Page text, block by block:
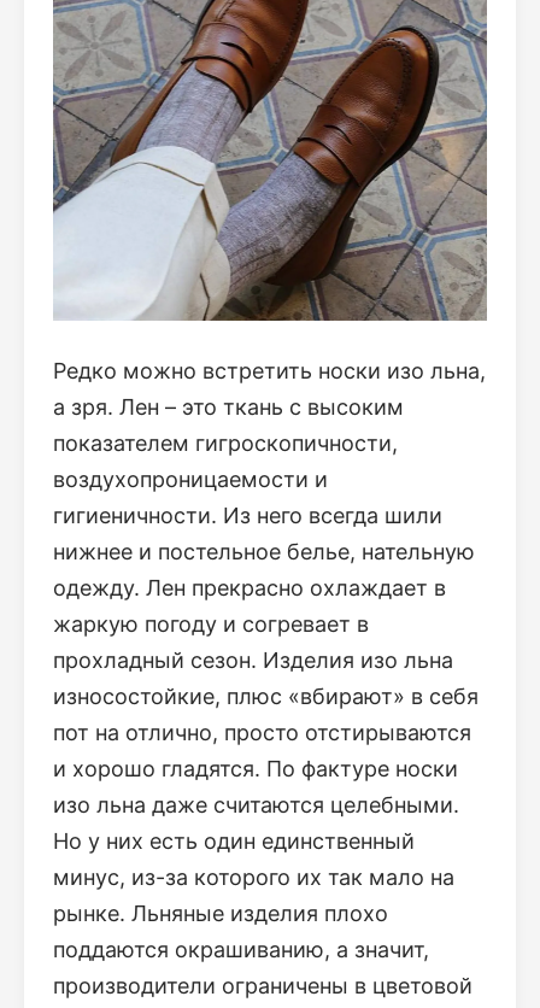
Редко можно встретить носки изо льна,
а зря. Лен – это ткань с высоким
показателем гигроскопичности,
воздухопроницаемости и
гигиеничности. Из него всегда шили
нижнее и постельное белье, нательную
одежду. Лен прекрасно охлаждает в
жаркую погоду и согревает в
прохладный сезон. Изделия изо льна
износостойкие, плюс «вбирают» в себя
пот на отлично, просто отстирываются
и хорошо гладятся. По фактуре носки
изо льна даже считаются целебными.
Но у них есть один единственный
минус, из-за которого их так мало на
рынке. Льняные изделия плохо
поддаются окрашиванию, а значит,
производители ограничены в цветовой